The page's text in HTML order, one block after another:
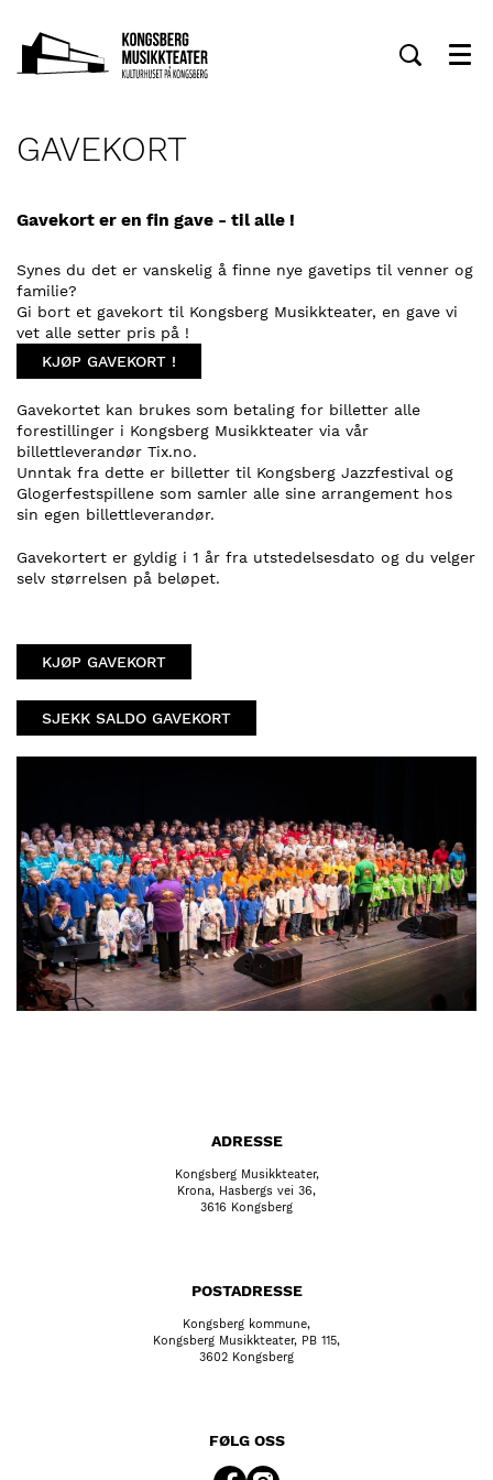
Meny
GAVEKORT
Gavekort er en fin gave - til alle !
Synes du det er vanskelig å finne nye gavetips til venner og
familie?
Gi bort et gavekort til Kongsberg Musikkteater, en gave vi
vet alle setter pris på !
KJØP GAVEKORT !
Gavekortet kan brukes som betaling for billetter alle
forestillinger i Kongsberg Musikkteater via vår
billettleverandør Tix.no.
Unntak fra dette er billetter til Kongsberg Jazzfestival og
Glogerfestspillene som samler alle sine arrangement hos
sin egen billettleverandør.
Gavekortert er gyldig i 1 år fra utstedelsesdato og du velger
selv størrelsen på beløpet.
KJØP GAVEKORT
SJEKK SALDO GAVEKORT
ADRESSE
Kongsberg Musikkteater,
Krona, Hasbergs vei 36,
3616 Kongsberg
POSTADRESSE
Kongsberg kommune,
Kongsberg Musikkteater, PB 115,
3602 Kongsberg
FØLG OSS